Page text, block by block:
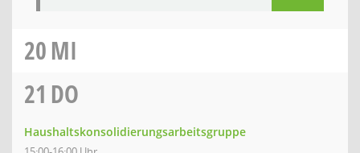
20MI
21 DO
Haushaltskonsolidierungsarbeitsgruppe